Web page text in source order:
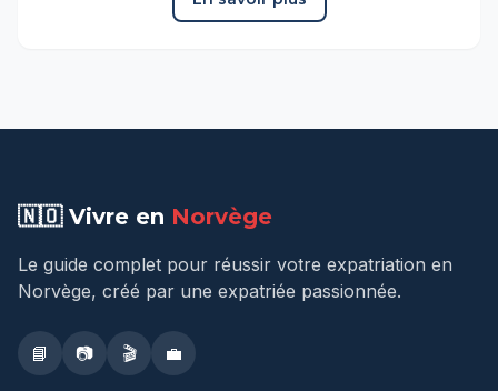
🇳🇴 Vivre en Norvège
Le guide complet pour réussir votre expatriation en
Norvège, créé par une expatriée passionnée.
📘 📷 🎬 💼